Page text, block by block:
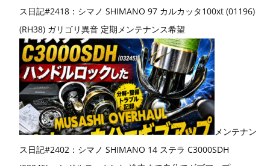
ス日記#2418：シマノ SHIMANO 97 カルカッタ100xt (01196)
(RH38) ガリゴリ異音 定期メンテナンス希望
メンテナン
ス日記#2402：シマノ SHIMANO 14 ステラ C3000SDH